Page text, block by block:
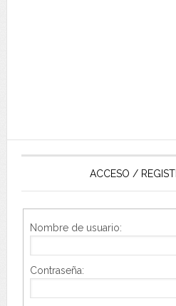
ACCESO /
Nombre de usuario:
Contraseña: